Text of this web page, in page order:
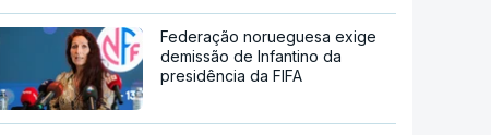
Federação norueguesa exige
demissão de Infantino da
presidência da FIFA